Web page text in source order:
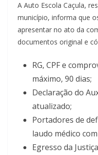
A Auto Escola Caçula,
município, informa que
apresentar no ato da
documentos original e
RG, CPF e
máximo, 90 dias;
Declaração do
atualizado;
Portadores de
laudo médico
Egresso da